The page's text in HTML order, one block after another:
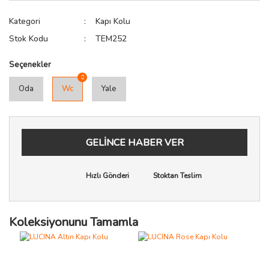
Kategori
Kapı Kolu
Stok Kodu
TEM252
Seçenekler
Oda Wc Yale
GELİNCE HABER VER
Hızlı Gönderi Stoktan Teslim
Koleksiyonunu Tamamla